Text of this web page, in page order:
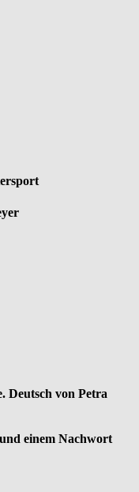
Deutsch von Petra
einem Nachwort